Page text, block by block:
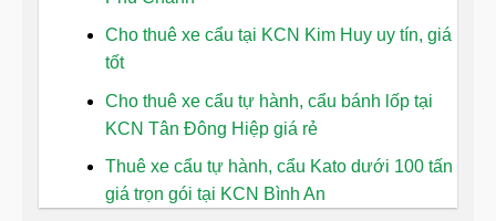
Cho thuê xe cẩu tại KCN Kim Huy uy tín, giá
tốt
Cho thuê xe cẩu tự hành, cẩu bánh lốp tại
KCN Tân Đông Hiệp giá rẻ
Thuê xe cẩu tự hành, cẩu Kato dưới 100 tấn
giá trọn gói tại KCN Bình An